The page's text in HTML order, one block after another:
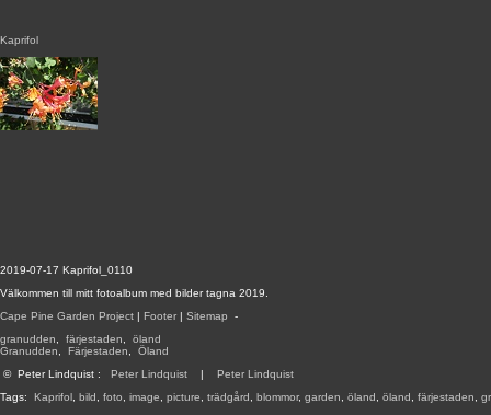
2019-07-17 Kaprifol_0110
Välkommen till mitt fotoalbum med bilder tagna 2019.
Cape Pine Garden Project | Footer | Sitemap -
granudden
färjestaden
öland
Granudden
Färjestaden
Öland
© Peter Lindquist : Peter Lindquist | Peter Lindquist
Tags: Kaprifol bild foto image picture trädgård blommor, garden öland öland färjestaden
Kaprifol